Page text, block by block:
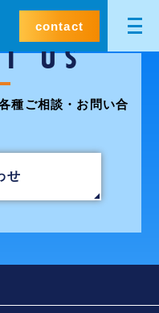
contact
US
種ご相談・お問い合
せ